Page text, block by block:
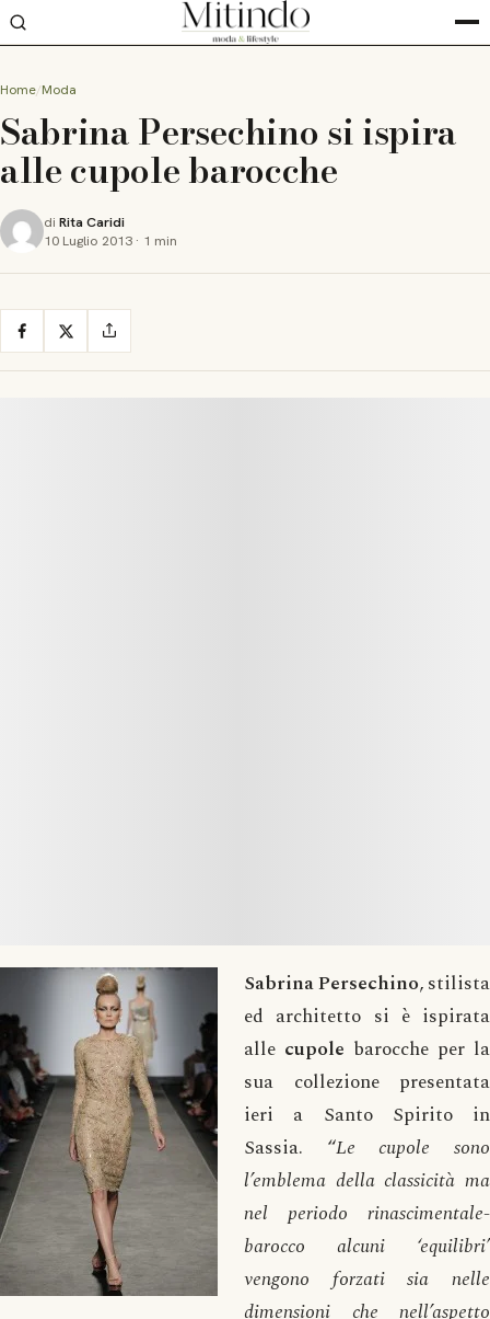
Home Moda
Sabrina Persechino si ispira
alle cupole barocche
di Rita Caridi
10 Luglio 2013 · 1 min
Sabrina Persechino, stilista
ed architetto si è ispirata
alle cupole barocche per la
sua collezione presentata
ieri a Santo Spirito in
Sassia. “Le cupole sono
l’emblema della classicità ma
nel periodo rinascimentale-
barocco alcuni ‘equilibri’
vengono forzati sia nelle
dimensioni che nell’aspetto